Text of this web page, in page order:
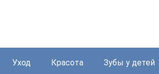
Уход Красота Зубы у детей